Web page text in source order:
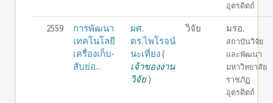
อุตรดิตถ์
2559
การพัฒนา
เทคโนโลยี
เครื่องเก็บ-
สับย่อ...
ผศ.
ดร.ไพโรจน์
นะเที่ยง(
เจ้าของงาน
วิจัย)
วิจัย มรอ.
สถาบันวิจัย
และพัฒนา
มหาวิทยาลัย
ราชภัฏ
อุตรดิตถ์